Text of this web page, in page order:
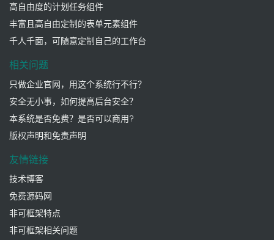
高自由度的计划任务组件
丰富且高自由定制的表单元素组件
千人千面，可随意定制自己的工作台
相关问题
只做企业官网，用这个系统行不行？
安全无小事，如何提高后台安全？
本系统是否免费？是否可以商用?
版权声明和免责声明
友情链接
技术博客
免费源码网
非可框架特点
非可框架相关问题